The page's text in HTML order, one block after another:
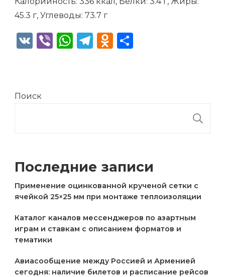
45.3 г, Углеводы: 73.7 г
VK ViberWhatsApp
Telegram
Odnoklassniki
Поиск
Последние записи
Применение оцинкованной крученой сетки с
ячейкой 25×25 мм при монтаже теплоизоляции
Каталог каналов мессенджеров по азартным
играм и ставкам с описанием форматов и
тематики
Авиасообщение между Россией и Арменией
сегодня: наличие билетов и расписание рейсов